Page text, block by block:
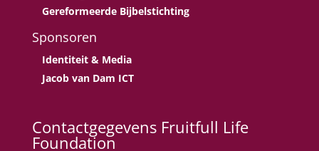
Gereformeerde Bijbelstichting
Sponsoren
Identiteit & Media
Jacob van Dam ICT
Contactgegevens Fruitfull Life
Foundation